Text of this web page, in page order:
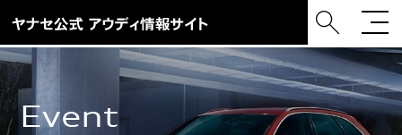
event